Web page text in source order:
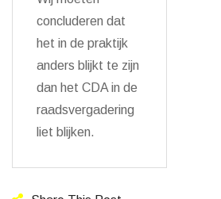
concluderen dat
het in de praktijk
anders blijkt te zijn
dan het CDA in de
raadsvergadering
liet blijken.